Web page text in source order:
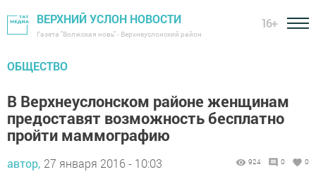
ВЕРХНИЙ УСЛОН НОВОСТИ
Газета "Волжская новь" - Верхнеуслонский район
16+
ОБЩЕСТВО
В Верхнеуслонском районе женщинам
предоставят возможность бесплатно
пройти маммографию
автор, 27 января 2016 - 10:03 924 0 0